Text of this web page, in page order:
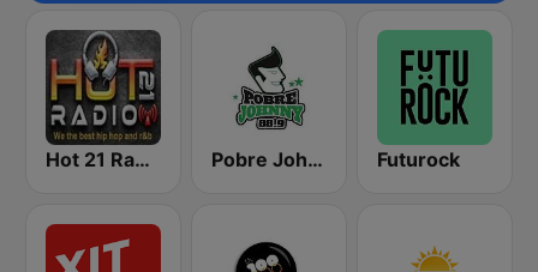
Hot 21 Radio Pobre Johnny 88.9 FM Futurock